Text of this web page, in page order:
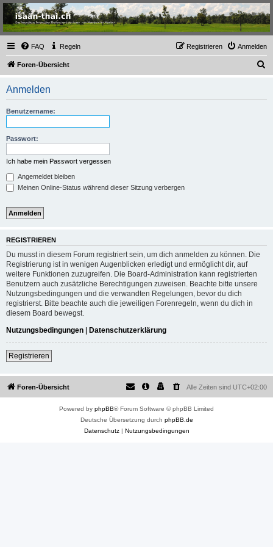
Thailand & Isaan Forum
- isaan-thai.ch
Das freundliche Forum über Thailand und den Isaan - von Membern für Member
FAQ Regeln Anmelden
Registrieren
Foren-Übersicht
Anmelden
Benutzername:
Passwort:
Ich habe mein Passwort vergessen
Angemeldet bleiben
Meinen Online-Status während dieser Sitzung verbergen
REGISTRIEREN
Du musst in diesem Forum registriert sein, um dich anmelden zu können. Die
Registrierung ist in wenigen Augenblicken erledigt und ermöglicht dir, auf
weitere Funktionen zuzugreifen. Die Board-Administration kann registrierten
Benutzern auch zusätzliche Berechtigungen zuweisen. Beachte bitte unsere
Nutzungsbedingungen und die verwandten Regelungen, bevor du dich
registrierst. Bitte beachte auch die jeweiligen Forenregeln, wenn du dich in
diesem Board bewegst.
Nutzungsbedingungen | Datenschutzerklärung
Registrieren
Foren-Übersicht Alle Zeiten sind UTC+02:00
Powered by phpBB® Forum Software © phpBB Limited
Deutsche Übersetzung durch phpBB.de
Datenschutz| Nutzungsbedingungen